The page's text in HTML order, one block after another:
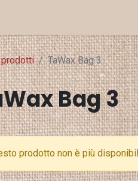
TaWax Bag 3
Bag 3
prodotto non è più